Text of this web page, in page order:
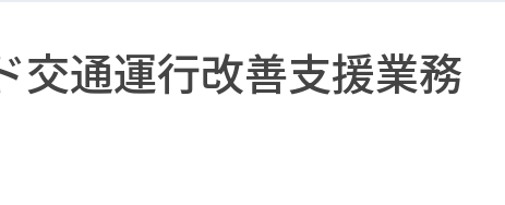
交通運行改善支援業務